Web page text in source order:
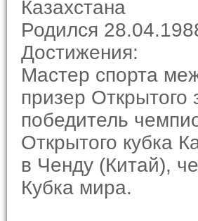
Казахстана
Родился
Достижения:
Мастер спорта
призер Открытого
победитель
Открытого кубка
в Ченду (Китай),
Кубка мира.